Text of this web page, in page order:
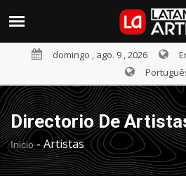
domingo , ago. 9 , 2026
Directorio De
Inicio-Artistas